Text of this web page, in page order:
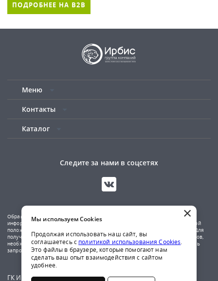
ПОДРОБНЕЕ НА B2B
Меню
Контакты
Каталог
Следите за нами в соцсетях
Обращаем ваше внимание на то, что данный сайт носит исключительно
информационный характер и не является публичной офертой, определяемой
положениями Статьи 437(2) Гражданского кодекса Российской Федерации. Для
получения подробной информации о наличии и стоимости указанных товаров,
необходимо обратиться к менеджерам компании по телефону или отправить
запрос на почтовый адрес указанный в контактах.
ГК Ирбис © 2009-2026
×
Мы используем Cookies
Продолжая использовать наш сайт, вы
соглашаетесь с политикой использования Cookies.
Это файлы в браузере, которые помогают нам
сделать ваш опыт взаимодействия с сайтом
удобнее.